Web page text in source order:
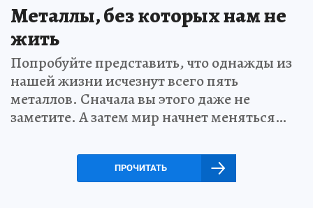
Металлы, без которых нам не
жить
Попробуйте представить, что однажды из
нашей жизни исчезнут всего пять
металлов. Сначала вы этого даже не
заметите. А затем мир начнет меняться…
ПРОЧИТАТЬ